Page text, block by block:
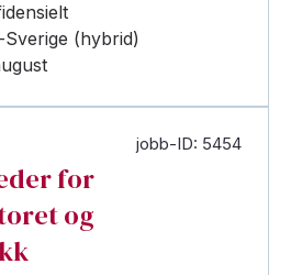
Sverige (hybrid)
jobb-ID: 5454
for
og